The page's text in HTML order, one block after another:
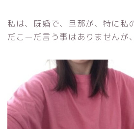
私は、既婚で、旦那が、特に私
だこーだ言う事はありませんが、